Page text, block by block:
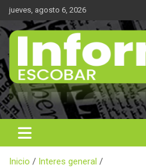
Saltar
contenido
jueves, agosto 6, 2026
Informe 21
Noticas reales
Inicio
Interes general